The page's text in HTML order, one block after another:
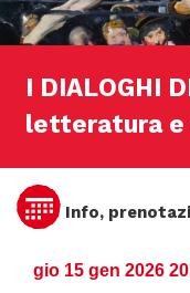
I DIALOGHI
letteratura
Info,
gio 15 gen 2026